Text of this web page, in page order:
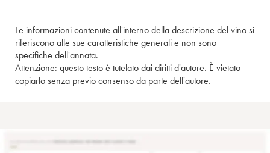
Le informazioni contenute all'interno della descrizione del vino si
riferiscono alle sue caratteristiche generali e non sono
specifiche dell'annata.
Attenzione: questo testo è tutelato dai diritti d'autore. È vietato
copiarlo senza previo consenso da parte dell'autore.